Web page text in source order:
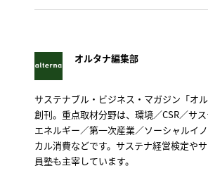
オルタナ編集部
サステナブル・ビジネス・マガジン「オ
創刊。重点取材分野は、環境／CSR／サ
エネルギー／第一次産業／ソーシャルイ
カル消費などです。サステナ経営検定や
員塾も主宰しています。